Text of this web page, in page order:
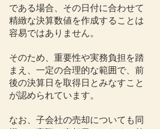
である場合、その日付に合わせて
精緻な決算数値を作成することは
容易ではありません。
そのため、重要性や実務負担を踏
まえ、一定の合理的な範囲で、前
後の決算日を取得日とみなすこと
が認められています。
なお、子会社の売却についても同